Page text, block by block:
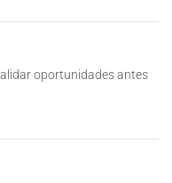
oportunidades antes